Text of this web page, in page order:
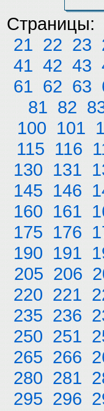
Страницы:
21 22 23
41 42 43
61 62 63
81 82
100 101
115 116
130 131
145 146
160 161
175 176
190 191
205 206
220 221
235 236
250 251
265 266
280 281
295 296